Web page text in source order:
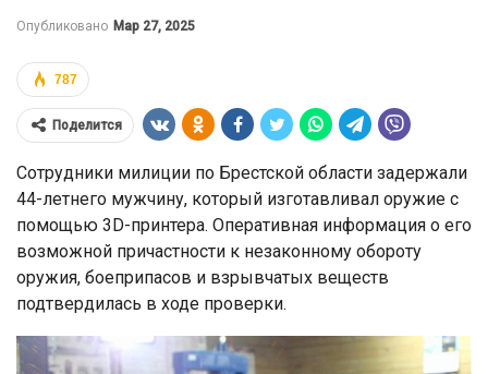
Опубликовано Мар 27, 2025
787
Поделится
Сотрудники милиции по Брестской области задержали
44-летнего мужчину, который изготавливал оружие с
помощью 3D-принтера. Оперативная информация о его
возможной причастности к незаконному обороту
оружия, боеприпасов и взрывчатых веществ
подтвердилась в ходе проверки.